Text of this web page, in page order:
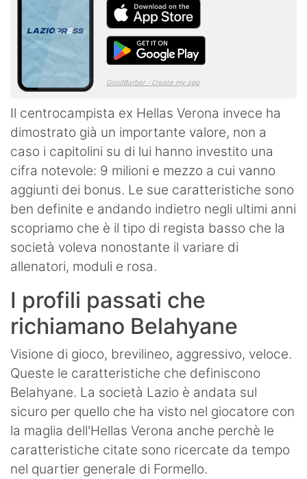
Il centrocampista ex Hellas Verona invece ha
dimostrato già un importante valore, non a
caso i capitolini su di lui hanno investito una
cifra notevole: 9 milioni e mezzo a cui vanno
aggiunti dei bonus. Le sue caratteristiche sono
ben definite e andando indietro negli ultimi anni
scopriamo che è il tipo di regista basso che la
società voleva nonostante il variare di
allenatori, moduli e rosa.
I profili passati che
richiamano Belahyane
Visione di gioco, brevilineo, aggressivo, veloce.
Queste le caratteristiche che definiscono
Belahyane. La società Lazio è andata sul
sicuro per quello che ha visto nel giocatore con
la maglia dell'Hellas Verona anche perchè le
caratteristiche citate sono ricercate da tempo
nel quartier generale di Formello.